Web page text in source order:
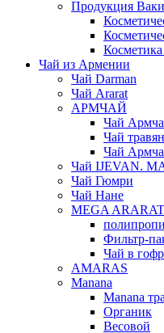
Продукция
Косметика
Чай из Армении
Чай Darman
Чай Ararat
АРМЧАЙ
Чай
Чай
Чай
Чай IJEVAN.
Чай Гюмри
Чай Нане
MEGA ARARAT
Фильтр-
Чай в
AMARAS
Manana
Manana
Органик
Весовой